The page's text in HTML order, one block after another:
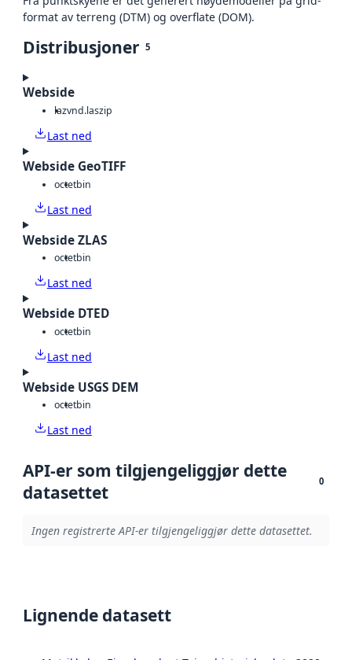
format av terreng (DTM) og overflate (DOM).
Distribusjoner 5
Webside
lazvnd.laszip
Last ned
Webside GeoTIFF
octetbin
Last ned
Webside ZLAS
octetbin
Last ned
Webside DTED
octetbin
Last ned
Webside USGS DEM
octetbin
Last ned
API-er som tilgjengeliggjør dette
datasettet
0
Ingen registrerte API-er tilgjengeliggjør dette datasettet.
Lignende datasett